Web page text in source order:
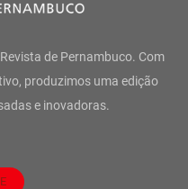
de Pernambuco. Com
produzimos uma edição
e inovadoras.